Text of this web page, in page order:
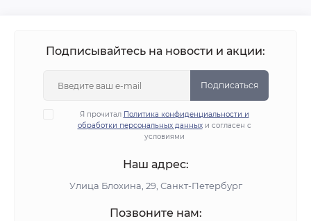
Подписывайтесь на новости и акции:
Подписаться
Я прочитал Политика конфиденциальности и
обработки персональных данныхи согласен с
условиями
Наш адрес:
Улица Блохина, 29, Санкт-Петербург
Позвоните нам: